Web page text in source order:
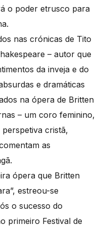
o poder etrusco para
nas crónicas de Tito
– autor que
da inveja e do
e dramáticas
na ópera de Britten
– um coro feminino,
cristã,
as
ópera que Britten
estreou-se
o sucesso do
primeiro Festival de